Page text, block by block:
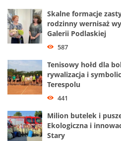
Skalne formacje
rodzinny wernisaż
Galerii Podlaskiej
587
Tenisowy hołd dla
rywalizacja i
Terespolu
441
Milion butelek i
Ekologiczna i
Stary